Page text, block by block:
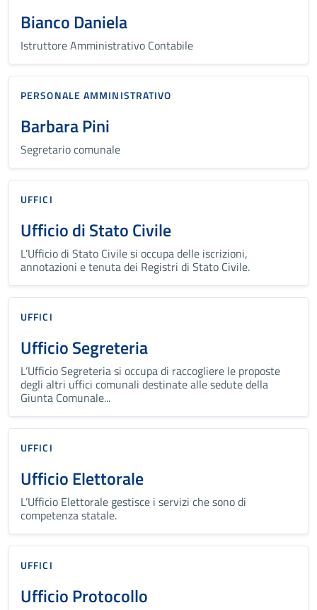
Bianco Daniela
Istruttore Amministrativo Contabile
PERSONALE AMMINISTRATIVO
Barbara Pini
Segretario comunale
UFFICI
Ufficio di Stato Civile
L’Ufficio di Stato Civile si occupa delle iscrizioni,
annotazioni e tenuta dei Registri di Stato Civile.
UFFICI
Ufficio Segreteria
L’Ufficio Segreteria si occupa di raccogliere le proposte
degli altri uffici comunali destinate alle sedute della
Giunta Comunale...
UFFICI
Ufficio Elettorale
L’Ufficio Elettorale gestisce i servizi che sono di
competenza statale.
UFFICI
Ufficio Protocollo